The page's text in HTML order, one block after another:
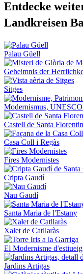
Entdecke
Landkreisen
Palau Güell
Geheimnis der
Sitges
Modernismus,
Castell de Santa
Casa Coll i Regàs
Fires Modernistes
Cripta Gaudí
Nau Gaudí
Santa Maria de l'Estany
Xalet de Catllaràs
El Modernisme
Jardins Artigas